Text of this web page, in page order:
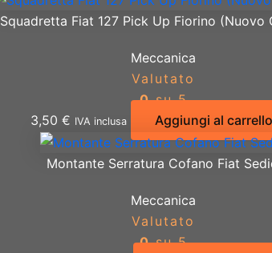
Squadretta Fiat 127 Pick Up Fiorino (Nuovo
Meccanica
Valutato
0su 5
3,50 € IVA inclusa Aggiungi al carrello
Montante Serratura Cofano Fiat
Meccanica
Valutato
0su 5